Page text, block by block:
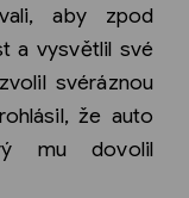
aby zpod
a vysvětlil své
svéráznou
že auto
mu dovolil